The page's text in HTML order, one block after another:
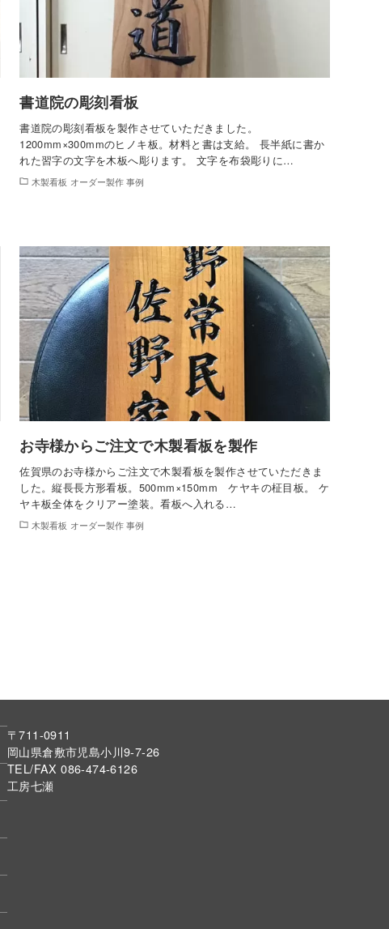
書道院の彫刻看板
書道院の彫刻看板を製作させていただきました。
1200mm×300mmのヒノキ板。材料と書は支給。 長半紙に書か
れた習字の文字を木板へ彫ります。 文字を布袋彫りに…
木製看板 オーダー製作 事例
お寺様からご注文で木製看板を製作
佐賀県のお寺様からご注文で木製看板を製作させていただきま
した。縦長長方形看板。500mm×150mm ケヤキの柾目板。 ケ
ヤキ板全体をクリアー塗装。看板へ入れる…
木製看板 オーダー製作 事例
〒711-0911
岡山県倉敷市児島小川9-7-26
TEL/FAX 086-474-6126
工房七瀬